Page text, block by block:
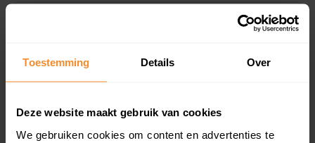
Toestemming Details Over
Deze website maakt gebruik van cookies
We gebruiken cookies om content en advertenties te
Koopsommenoverzicht (1 jaar gratis
Inclusief 1 jaar gratis updates
en koopdatum) binnen een postcodegebied. Dit
inclusief een jaar lang gratis updates van nieuwe
koopsommen.